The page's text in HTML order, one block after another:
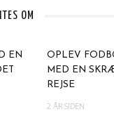
OM
EN
OPLEV
MED EN
REJSE
2 ÅR SIDEN